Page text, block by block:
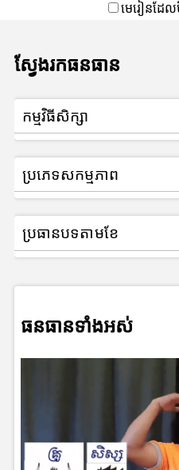
មេរៀនដែល
ស្វែងរកធនធាន
កម្មវិធីសិក្សា
ប្រភេទសកម្មភាព
ប្រធានបទតាមខែ
ធនធានទាំងអស់